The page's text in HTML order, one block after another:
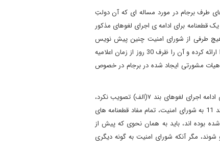
روز از دریافت اعلامیه یکی از دولت های طرف برجام در مورد مساله ای که آن دولتِ
قطعنامه برای ادامه ی اجرای لغوهای مذکور
که چنانچه، ظرف ۱۰ روز از اعلامیه فوق الذکر، هیچ طرفی از شورای امنیت چنین پیش نویس
قطعنامه ای را برای رأی گیری ارائه نکرد، این رئیس شورای امنیت است که بایستی چنین پیش نویس قطعنامه ای را ارائه کرده و آن را ظرف 30 روز از زمان اعلامیه
هیات مشورتی ایجاد شده در برجام در خصوص
بند ۱۲: در اقدام وفق ماده ۴۱ منشور ملل متحد، تصمیم می گیرد که اگر شورای امنیت یک قطعنامه وفق بند 11 برای ادامه اجرای لغوهای بند ۷(الف) تصویب نکرد،
آنگاه با اثربخشی از زمان نیمه شب به وقت گرینویچ پس از سی امین روز متعاقب دریافت اعلامیه مورد اشاره در بند 11 به شورای امنیت، تمام مفاد قطعنامه های
(۲۰۰۷)، (۲۰۰۸) ۱۸۰۳، ۱۸۳۵ (۲۰۰۸)، ۱۹۲۹ (۲۰۱۰) که بر اساس بند ۷(الف) لغو شده بوده اند، باید به همان نحوی که پیش از
مندرج در بند های ۷، ۸، ۱۶ تا ۲۰ این قطعنامه باید لغو شوند، مگر آنکه شورای امنیت به گونه دیگری